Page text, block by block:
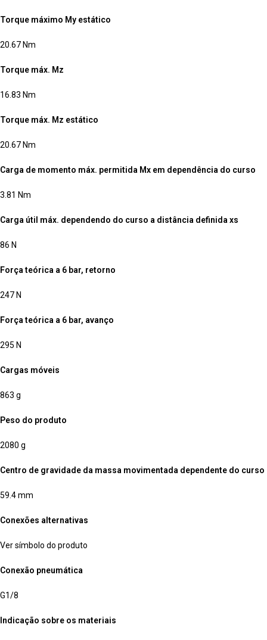
Torque máximo My estático
20.67 Nm
Torque máx. Mz
16.83 Nm
Torque máx. Mz estático
20.67 Nm
Carga de momento máx. permitida Mx em dependência do curso
3.81 Nm
Carga útil máx. dependendo do curso a distância definida xs
86 N
Força teórica a 6 bar, retorno
247 N
Força teórica a 6 bar, avanço
295 N
Cargas móveis
863 g
Peso do produto
2080 g
Centro de gravidade da massa movimentada dependente do curso
59.4 mm
Conexões alternativas
Ver símbolo do produto
Conexão pneumática
G1/8
Indicação sobre os materiais